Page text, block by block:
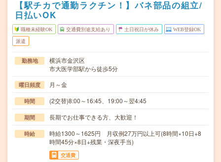
【駅チカで通勤ラクチン！】バネ部品の組立/
日払いOK
職種未経験OK 交通費別途支給あり 土日祝日が休み WEB登録OK
派遣
勤務地
横浜市金沢区
市大医学部駅から徒歩5分
曜日頻度 月～金
時間 (2交替)8:00～16:45、19:00～翌4:45
期間 長期でお仕事できる方、大歓迎！
時給
時給1300～1625円 月収例27万円以上可(8時間×10日+8
時間45分×8日+残業・深夜手当)
交通費